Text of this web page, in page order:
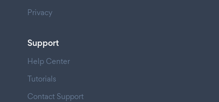
Privacy
Support
Help Center
Tutorials
Contact Support